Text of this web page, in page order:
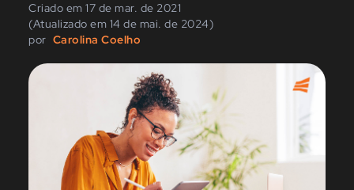
Criado em 17 de mar. de 2021
(Atualizado em 14 de mai. de 2024)
por Carolina Coelho